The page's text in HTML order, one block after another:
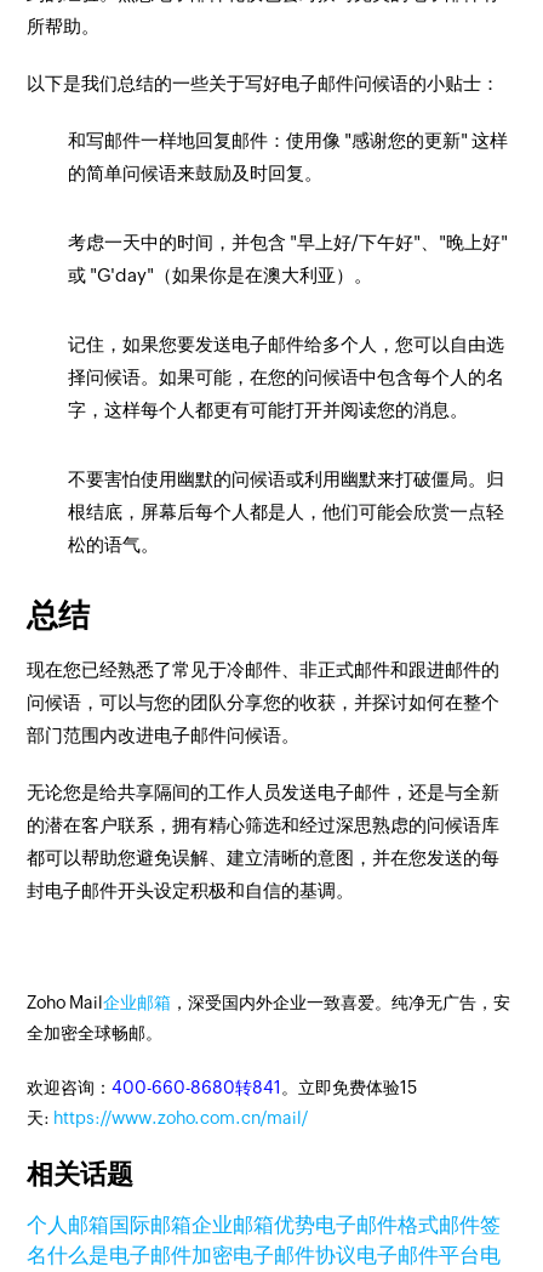
所帮助。
以下是我们总结的一些关于写好电子邮件问候语的小贴士：
和写邮件一样地回复邮件：使用像 "感谢您的更新" 这样
的简单问候语来鼓励及时回复。
考虑一天中的时间，并包含 "早上好/下午好"、"晚上好"
或 "G'day"（如果你是在澳大利亚）。
记住，如果您要发送电子邮件给多个人，您可以自由选
择问候语。如果可能，在您的问候语中包含每个人的名
字，这样每个人都更有可能打开并阅读您的消息。
不要害怕使用幽默的问候语或利用幽默来打破僵局。归
根结底，屏幕后每个人都是人，他们可能会欣赏一点轻
松的语气。
总结
现在您已经熟悉了常见于冷邮件、非正式邮件和跟进邮件的
问候语，可以与您的团队分享您的收获，并探讨如何在整个
部门范围内改进电子邮件问候语。
无论您是给共享隔间的工作人员发送电子邮件，还是与全新
的潜在客户联系，拥有精心筛选和经过深思熟虑的问候语库
都可以帮助您避免误解、建立清晰的意图，并在您发送的每
封电子邮件开头设定积极和自信的基调。
Zoho Mail企业邮箱 ，深受国内外企业一致喜爱。纯净无广告，安
全加密全球畅邮。
欢迎咨询：400-660-8680转841 。立即免费体验15
天: https://www.zoho.com.cn/mail/
相关话题
个人邮箱国际邮箱企业邮箱优势电子邮件格式邮件签
名什么是电子邮件加密电子邮件协议电子邮件平台电